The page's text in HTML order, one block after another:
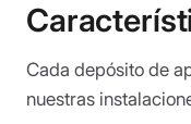
Cada depósito de
nuestras